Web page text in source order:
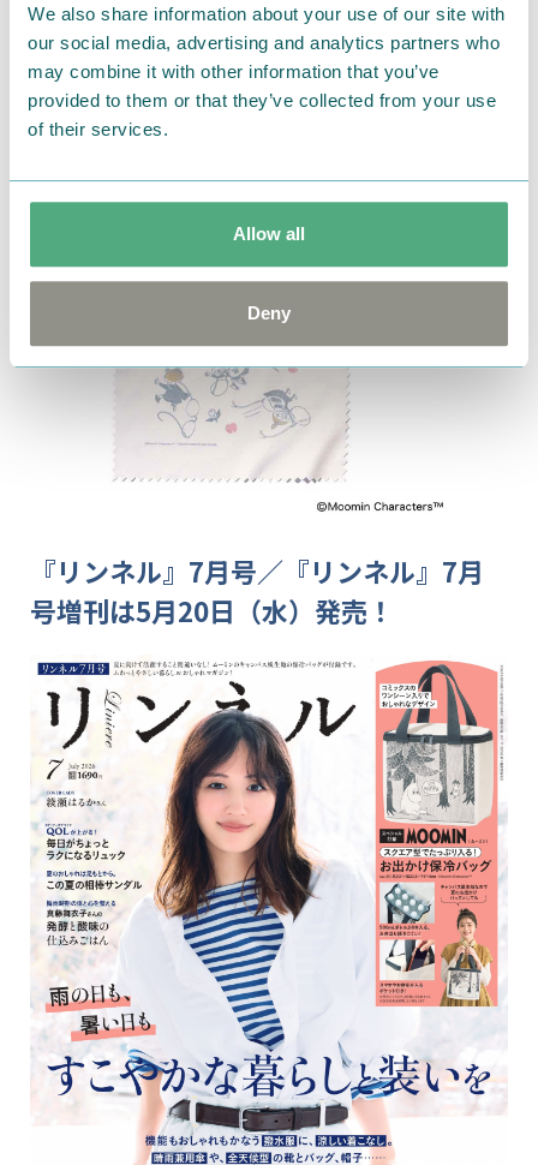
We also share information about your use of our site with
our social media, advertising and analytics partners who
may combine it with other information that you’ve
provided to them or that they’ve collected from your use
of their services.
Allow all
Deny
『リンネル』7月号／『リンネル』7月
号増刊は5月20日（水）発売！